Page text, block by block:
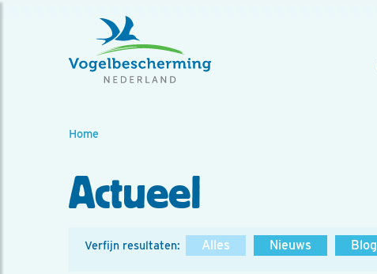
Home
Actueel
Verfijn resultaten: Alles Nieuws Blog